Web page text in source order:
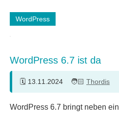
WordPress
WordPress 6.7 ist da
13.11.2024 Thordis
Kommentar
WordPress 6.7 bringt neben